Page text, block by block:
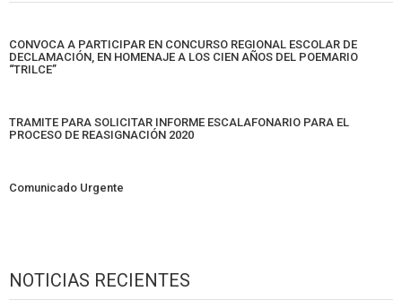
CONVOCA A PARTICIPAR EN CONCURSO REGIONAL ESCOLAR DE
DECLAMACIÓN, EN HOMENAJE A LOS CIEN AÑOS DEL POEMARIO
“TRILCE”
TRAMITE PARA SOLICITAR INFORME ESCALAFONARIO PARA EL
PROCESO DE REASIGNACIÓN 2020
Comunicado Urgente
NOTICIAS RECIENTES